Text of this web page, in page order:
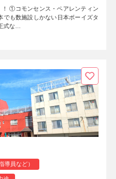
①コモンセンス・ペアレンティン
も数施設しかない日本ボーイズタ
式な…
導員など）